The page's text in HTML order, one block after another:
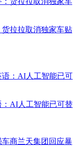
拉拉取消独家车贴
AI人工智能已可替